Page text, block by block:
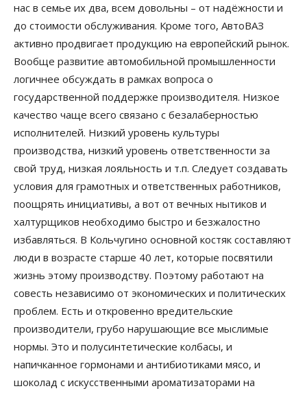
нас в семье их два, всем довольны – от надёжности и
до стоимости обслуживания. Кроме того, АвтоВАЗ
активно продвигает продукцию на европейский рынок.
Вообще развитие автомобильной промышленности
логичнее обсуждать в рамках вопроса о
государственной поддержке производителя. Низкое
качество чаще всего связано с безалаберностью
исполнителей. Низкий уровень культуры
производства, низкий уровень ответственности за
свой труд, низкая лояльность и т.п. Следует создавать
условия для грамотных и ответственных работников,
поощрять инициативы, а вот от вечных нытиков и
халтурщиков необходимо быстро и безжалостно
избавляться. В Кольчугино основной костяк составляют
люди в возрасте старше 40 лет, которые посвятили
жизнь этому производству. Поэтому работают на
совесть независимо от экономических и политических
проблем. Есть и откровенно вредительские
производители, грубо нарушающие все мыслимые
нормы. Это и полусинтетические колбасы, и
напичканное гормонами и антибиотиками мясо, и
шоколад с искусственными ароматизаторами на